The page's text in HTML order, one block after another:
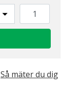
Så mäter du dig